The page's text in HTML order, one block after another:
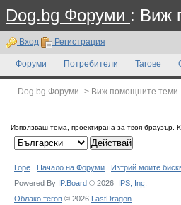
Dog.bg Форуми : Виж
Вход Регистрация
Форуми Потребители Тагове
Dog.bg Форуми > Виж помощните теми
Използваш тема, проектирана за твоя браузър.
Горе Начало на Форуми Изтрий моите
Powered By IP.Board © 2026 IPS, Inc
Облако тегов © 2026 LastDragon